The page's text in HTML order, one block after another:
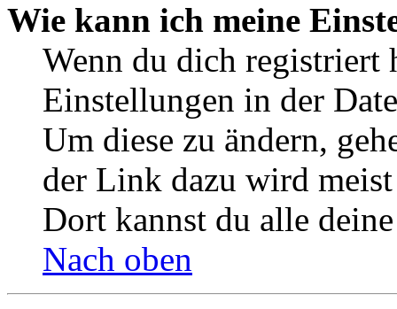
Wie kann ich meine
Wenn du dich registriert
Einstellungen in der
Um diese zu ändern,
der Link dazu wird
Dort kannst du alle
Nach oben